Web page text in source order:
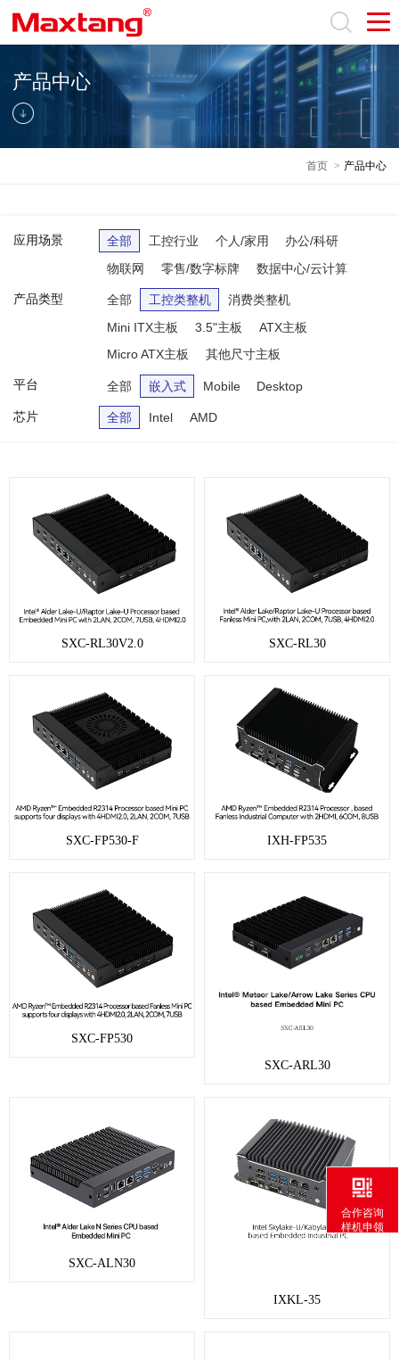
产品中心
首页 > 产品中心
应用场景 全部 工控行业 个人/家用
办公/科研
物联网
零售/数字标牌 数据中心/云计算
产品类型 全部 工控类整机
消费类整机
Mini ITX主板
3.5"主板
ATX主板
Micro ATX主板
其他尺寸主板
平台 全部 嵌入式 Mobile Desktop
芯片 全部 Intel AMD
SXC-RL30V2.0 SXC-RL30
SXC-FP530-F IXH-FP535
SXC-FP530
SXC-ARL30
SXC-ALN30
IXKL-35
合作咨询
样机申领